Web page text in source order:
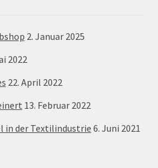
2. Januar 2025
2022
22. April 2022
13. Februar 2022
in der Textilindustrie 6. Juni 2021